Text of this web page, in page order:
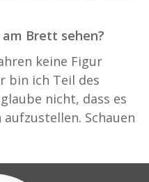
Brett sehen?
keine Figur
bin ich Teil des
nicht, dass es
Schauen